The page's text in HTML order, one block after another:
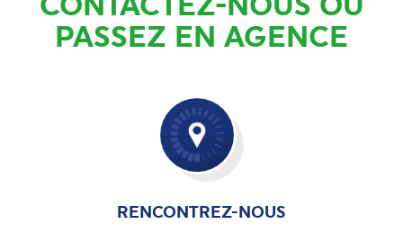
PASSEZ EN AGENCE
RENCONTREZ-NOUS